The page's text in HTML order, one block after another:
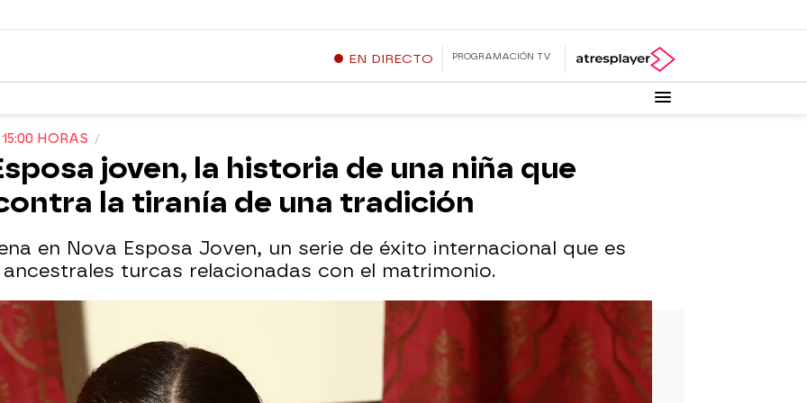
EN DIRECTO PROGRAMACIÓN TV
HORAS
joven, la historia de una niña que
la tiranía de una tradición
en Nova Esposa Joven, un serie de éxito internacional que es
turcas relacionadas con el matrimonio.